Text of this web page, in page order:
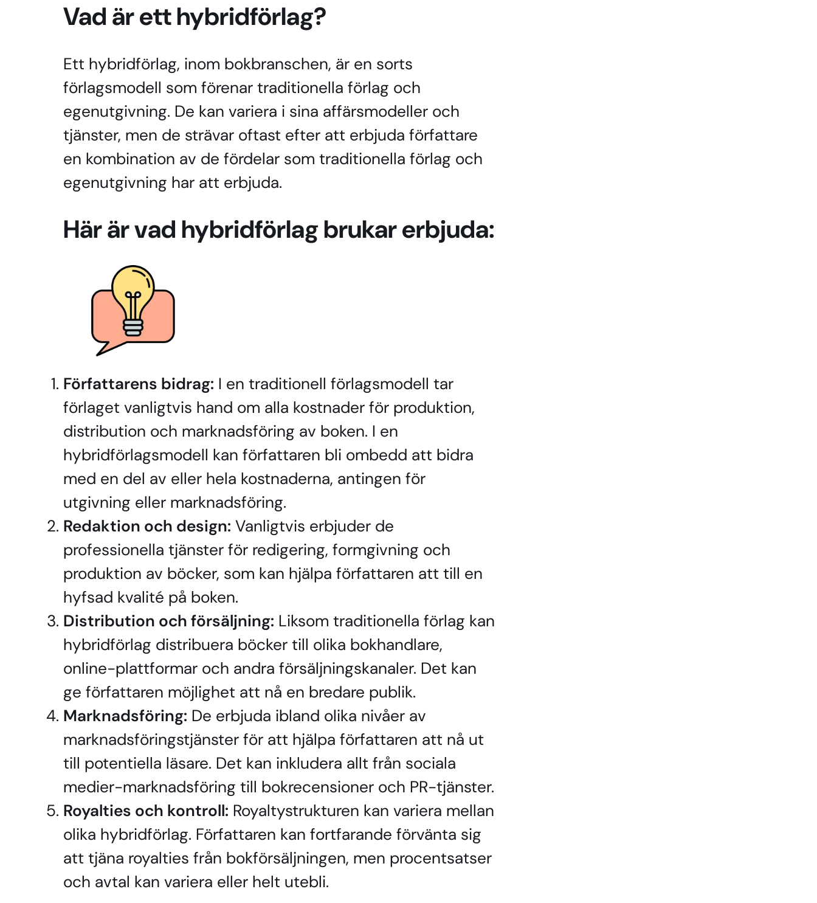
Vad är ett hybridförlag?
Ett hybridförlag, inom bokbranschen, är en sorts
förlagsmodell som förenar traditionella förlag och
egenutgivning. De kan variera i sina affärsmodeller och
tjänster, men de strävar oftast efter att erbjuda författare
en kombination av de fördelar som traditionella förlag och
egenutgivning har att erbjuda.
Här är vad hybridförlag brukar erbjuda:
Författarens bidrag: I en traditionell förlagsmodell tar
förlaget vanligtvis hand om alla kostnader för produktion,
distribution och marknadsföring av boken. I en
hybridförlagsmodell kan författaren bli ombedd att bidra
med en del av eller hela kostnaderna, antingen för
utgivning eller marknadsföring.
Redaktion och design: Vanligtvis erbjuder de
professionella tjänster för redigering, formgivning och
produktion av böcker, som kan hjälpa författaren att till en
hyfsad kvalité på boken.
Distribution och försäljning: Liksom traditionella förlag kan
hybridförlag distribuera böcker till olika bokhandlare,
online-plattformar och andra försäljningskanaler. Det kan
ge författaren möjlighet att nå en bredare publik.
Marknadsföring: De erbjuda ibland olika nivåer av
marknadsföringstjänster för att hjälpa författaren att nå ut
till potentiella läsare. Det kan inkludera allt från sociala
medier-marknadsföring till bokrecensioner och PR-tjänster.
Royalties och kontroll: Royaltystrukturen kan variera mellan
olika hybridförlag. Författaren kan fortfarande förvänta sig
att tjäna royalties från bokförsäljningen, men procentsatser
och avtal kan variera eller helt utebli.